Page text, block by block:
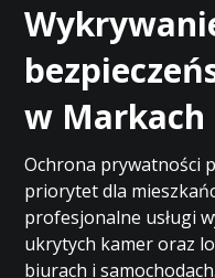
w Markach
Ochrona prywatności
priorytet dla
profesjonalne usługi
ukrytych kamer oraz
biurach i